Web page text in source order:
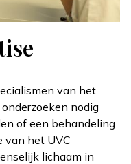
van het
nodig
of een behandeling
van het UVC
lichaam in